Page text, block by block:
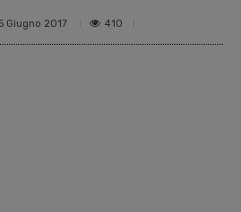
Giugno 2017 410